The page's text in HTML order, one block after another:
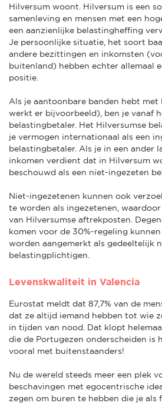
Hilversum woont. Hilversum is een
samenleving en mensen met een
een aanzienlijke belastingheffing
Je persoonlijke situatie, het soort
andere bezittingen en inkomsten
buitenland) hebben echter allemaal
positie.
Als je aantoonbare banden hebt
werkt er bijvoorbeeld), ben je vanaf
belastingbetaler. Het Hilversumse
je vermogen internationaal als een
belastingbetaler. Als je in een ander
inkomen verdient dat in Hilversum
beschouwd als een niet-ingezeten
Niet-ingezetenen kunnen ook
te worden als ingezetenen,
van Hilversumse aftrekposten.
komen voor de 30%-regeling
worden aangemerkt als gedeeltelijk
belastingplichtigen.
Levenskwaliteit in Valencia
Eurostat meldt dat 87,7% van de
dat ze altijd iemand hebben tot wie
in tijden van nood. Dat klopt
die de Portugezen onderscheiden is
vooral met buitenstaanders!
Nu de wereld steeds meer een plek
beschavingen met egocentrische
zegen om buren te hebben die je als